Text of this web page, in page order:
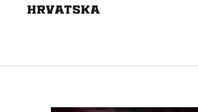
HRVATSKA